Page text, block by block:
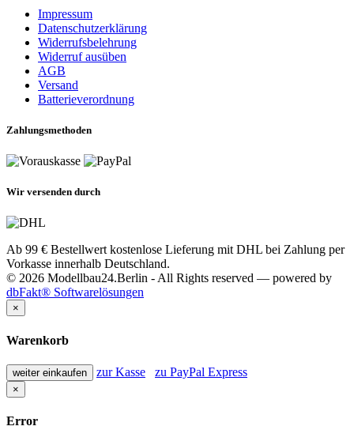
Impressum
Datenschutzerklärung
Widerrufsbelehrung
Widerruf ausüben
AGB
Versand
Batterieverordnung
Zahlungsmethoden
Wir versenden durch
Ab 99 € Bestellwert kostenlose Lieferung mit DHL bei Zahlung per
Vorkasse innerhalb Deutschland.
© 2026 Modellbau24.Berlin - All Rights reserved — powered by
dbFakt® Softwarelösungen
×
Warenkorb
weiter einkaufen zur Kasse zu PayPal Express
×
Error